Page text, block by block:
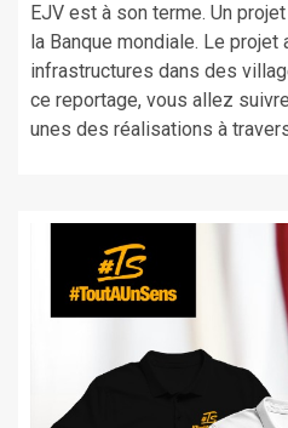
EJV est à son terme. Un
la Banque mondiale. Le
infrastructures dans des
ce reportage, vous allez
unes des réalisations à